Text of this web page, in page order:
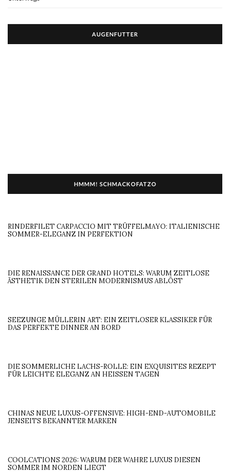
AUGENFUTTER
HMMM! SCHMACKOFATZO
RINDERFILET CARPACCIO MIT TRÜFFELMAYO: ITALIENISCHE
SOMMER-ELEGANZ IN PERFEKTION
DIE RENAISSANCE DER GRAND HOTELS: WARUM ZEITLOSE
ÄSTHETIK DEN STERILEN MODERNISMUS ABLÖST
SEEZUNGE MÜLLERIN ART: EIN ZEITLOSER KLASSIKER FÜR
DAS PERFEKTE DINNER AN BORD
DIE SOMMERLICHE LACHS-ROLLE: EIN EXQUISITES REZEPT
FÜR LEICHTE ELEGANZ AN HEISSEN TAGEN
CHINAS NEUE LUXUS-OFFENSIVE: HIGH-END-AUTOMOBILE
JENSEITS BEKANNTER MARKEN
COOLCATIONS 2026: WARUM DER WAHRE LUXUS DIESEN
SOMMER IM NORDEN LIEGT